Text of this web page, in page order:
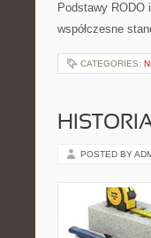
Podstawy
współczesne
CATEGORIES:
POSTED BY